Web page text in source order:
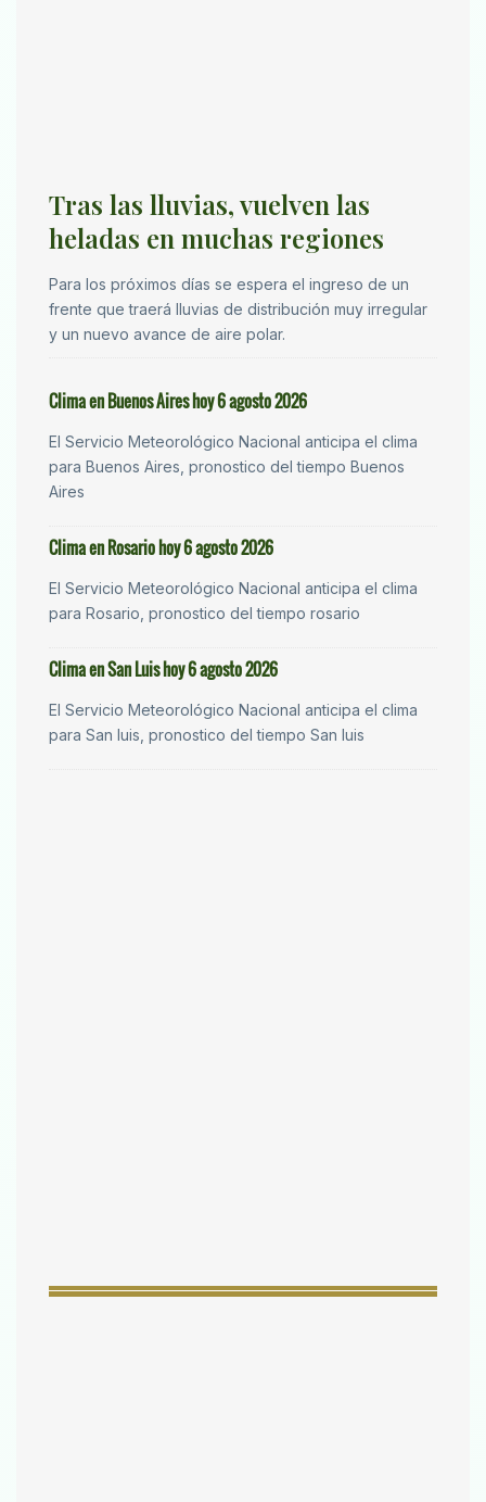
Tras las lluvias, vuelven las
heladas en muchas regiones
Para los próximos días se espera el ingreso de un
frente que traerá lluvias de distribución muy irregular
y un nuevo avance de aire polar.
Clima en Buenos Aires hoy 6 agosto 2026
El Servicio Meteorológico Nacional anticipa el clima
para Buenos Aires, pronostico del tiempo Buenos
Aires
Clima en Rosario hoy 6 agosto 2026
El Servicio Meteorológico Nacional anticipa el clima
para Rosario, pronostico del tiempo rosario
Clima en San Luis hoy 6 agosto 2026
El Servicio Meteorológico Nacional anticipa el clima
para San luis, pronostico del tiempo San luis